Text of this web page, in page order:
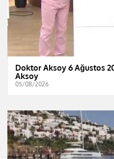
Doktor Aksoy 6 Ağustos
Aksoy
05/08/2026